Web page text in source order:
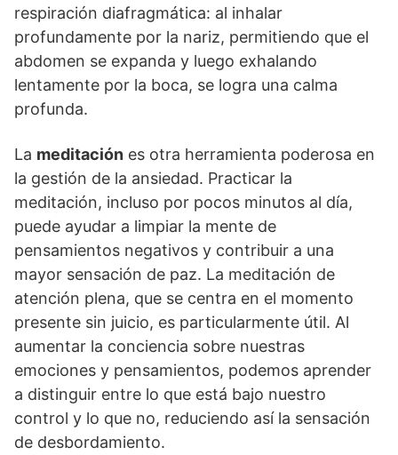
respiración diafragmática: al inhalar
profundamente por la nariz, permitiendo que el
abdomen se expanda y luego exhalando
lentamente por la boca, se logra una calma
profunda.
La meditación es otra herramienta poderosa en
la gestión de la ansiedad. Practicar la
meditación, incluso por pocos minutos al dí­a,
puede ayudar a limpiar la mente de
pensamientos negativos y contribuir a una
mayor sensación de paz. La meditación de
atención plena, que se centra en el momento
presente sin juicio, es particularmente útil. Al
aumentar la conciencia sobre nuestras
emociones y pensamientos, podemos aprender
a distinguir entre lo que está bajo nuestro
control y lo que no, reduciendo así­ la sensación
de desbordamiento.